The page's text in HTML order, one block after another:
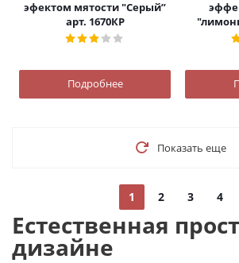
эфектом мятости "Серый”
арт. 1670КР
Подробнее
Показать еще
1 2 3 4
Естественная
дизайне